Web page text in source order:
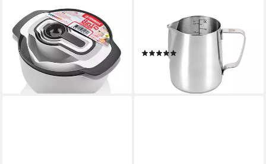
Schüssel Herzberg
Messbecher und Schüssel Set
8-teilig verschiedene Größen,
Kunststoff Edelstahl, (8-tlg)
ab 12,95 €
lieferbar - in 3-4 Werktagen bei dir
Messbecher Edelstahl,
ab 12,90 €
lieferbar - in 2-3 Werktagen bei dir